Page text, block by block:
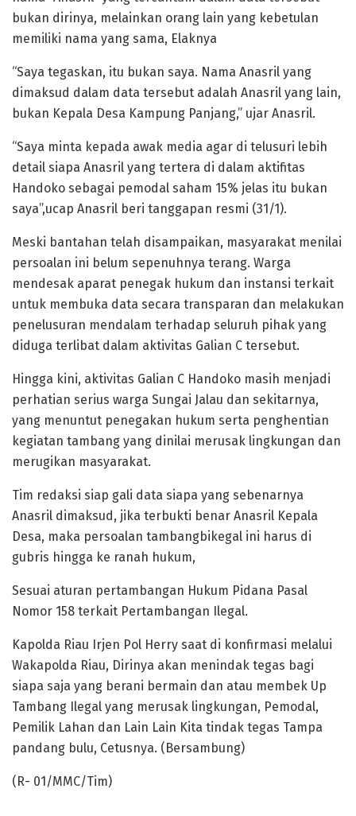
bukan dirinya, melainkan orang lain yang kebetulan
memiliki nama yang sama, Elaknya
“Saya tegaskan, itu bukan saya. Nama Anasril yang
dimaksud dalam data tersebut adalah Anasril yang lain,
bukan Kepala Desa Kampung Panjang,” ujar Anasril.
“Saya minta kepada awak media agar di telusuri lebih
detail siapa Anasril yang tertera di dalam aktifitas
Handoko sebagai pemodal saham 15% jelas itu bukan
saya”,ucap Anasril beri tanggapan resmi (31/1).
Meski bantahan telah disampaikan, masyarakat menilai
persoalan ini belum sepenuhnya terang. Warga
mendesak aparat penegak hukum dan instansi terkait
untuk membuka data secara transparan dan melakukan
penelusuran mendalam terhadap seluruh pihak yang
diduga terlibat dalam aktivitas Galian C tersebut.
Hingga kini, aktivitas Galian C Handoko masih menjadi
perhatian serius warga Sungai Jalau dan sekitarnya,
yang menuntut penegakan hukum serta penghentian
kegiatan tambang yang dinilai merusak lingkungan dan
merugikan masyarakat.
Tim redaksi siap gali data siapa yang sebenarnya
Anasril dimaksud, jika terbukti benar Anasril Kepala
Desa, maka persoalan tambangbikegal ini harus di
gubris hingga ke ranah hukum,
Sesuai aturan pertambangan Hukum Pidana Pasal
Nomor 158 terkait Pertambangan Ilegal.
Kapolda Riau Irjen Pol Herry saat di konfirmasi melalui
Wakapolda Riau, Dirinya akan menindak tegas bagi
siapa saja yang berani bermain dan atau membek Up
Tambang Ilegal yang merusak lingkungan, Pemodal,
Pemilik Lahan dan Lain Lain Kita tindak tegas Tampa
pandang bulu, Cetusnya. (Bersambung)
(R- 01/MMC/Tim)